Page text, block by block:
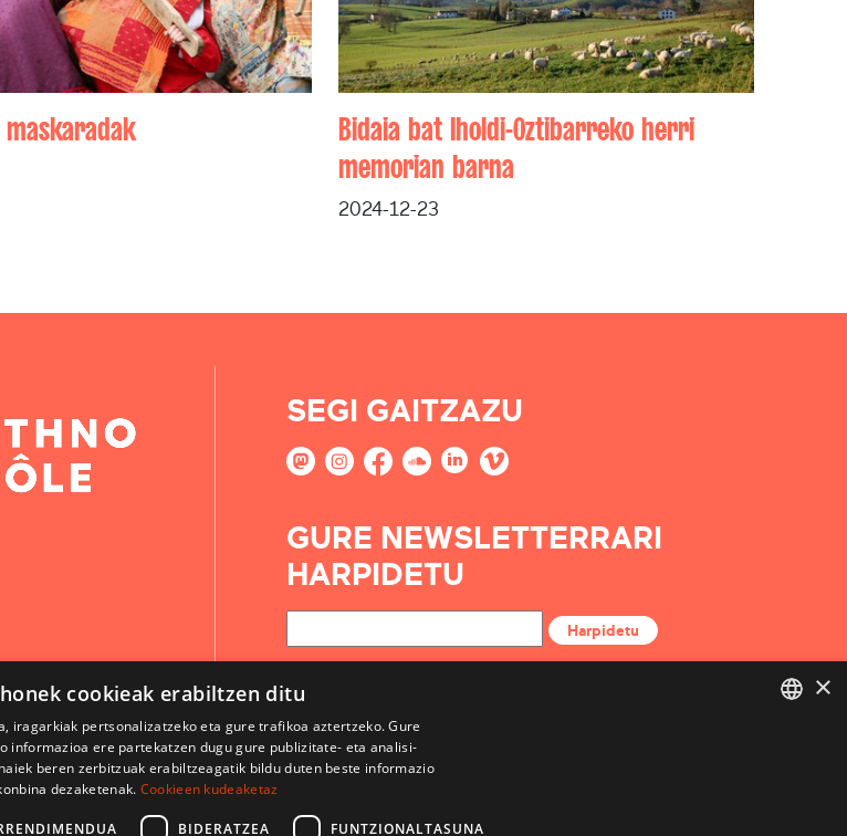
Bidaia bat Iholdi-Oztibarreko herri
memorian barna
2024-12-23
SEGI GAITZAZU
GURE NEWSLETTERRARI
HARPIDETU
Harpidetu
×
cookieak erabiltzen ditu
iragarkiak pertsonalizatzeko eta gure trafikoa aztertzeko. Gure
informazioa ere partekatzen dugu gure publizitate- eta analisi-
beren zerbitzuak erabiltzeagatik bildu duten beste informazio
dezaketenak. Cookieen kudeaketaz
BIDERATZEA FUNTZIONALTASUNA